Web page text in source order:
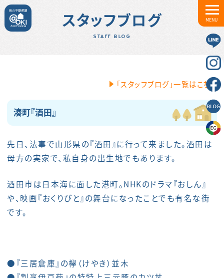
MENU
スタッフブログ
STAFF BLOG
「スタッフブログ」一覧はこちら
湊町『酒田』
先日、法事で山形県の『酒田』に行って来ました。酒田は
母方の実家で、私自身の出生地でもあります。
酒田市は日本海に面した港町。NHKのドラマ『おしん』
や、映画『おくりびと』の舞台になったことでも有名な街
です。
●『三居倉庫』の欅（けやき）並木